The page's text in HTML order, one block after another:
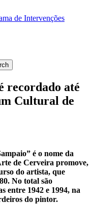
de Intervenções
recordado até
Cultural de
é o nome da
de Cerveira promove,
do artista, que
No total são
entre 1942 e 1994, na
do pintor.